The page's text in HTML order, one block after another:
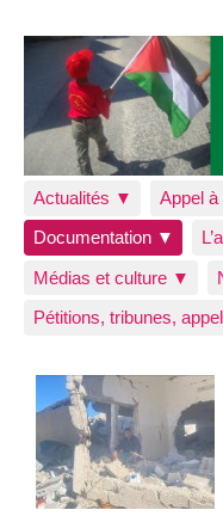
Actualités ▼ Appel à
Documentation ▼
Médias et culture ▼
Pétitions, tribunes,